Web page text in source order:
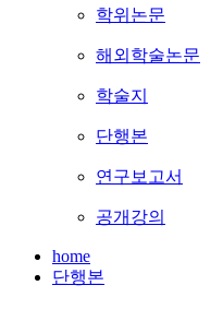
학위논문
해외학술논문
학술지
단행본
연구보고서
공개강의
home
단행본